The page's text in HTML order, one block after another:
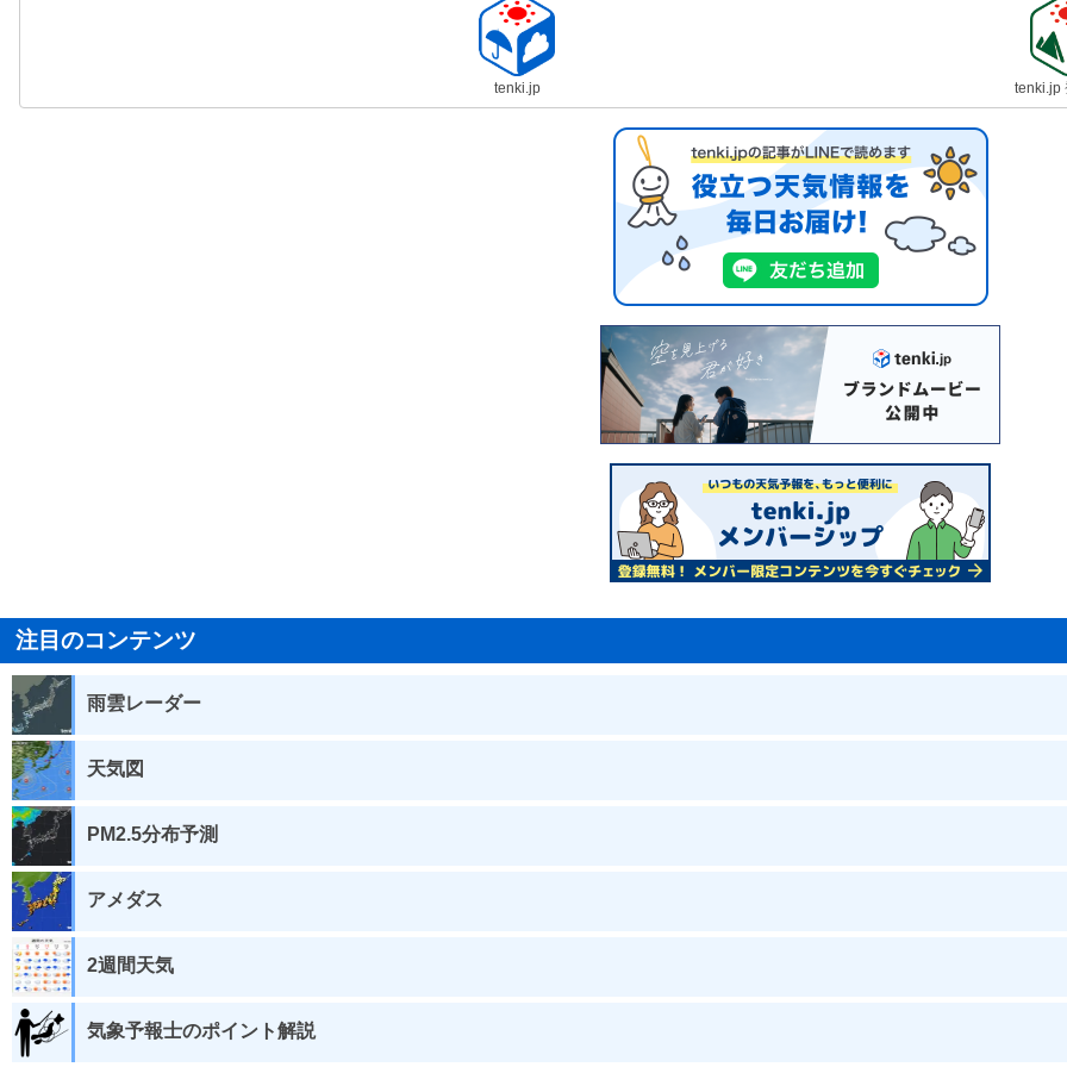
tenki.jp tenki.jp
注目のコンテンツ
雨雲レーダー
天気図
PM2.5分布予測
アメダス
2週間天気
気象予報士のポイント解説